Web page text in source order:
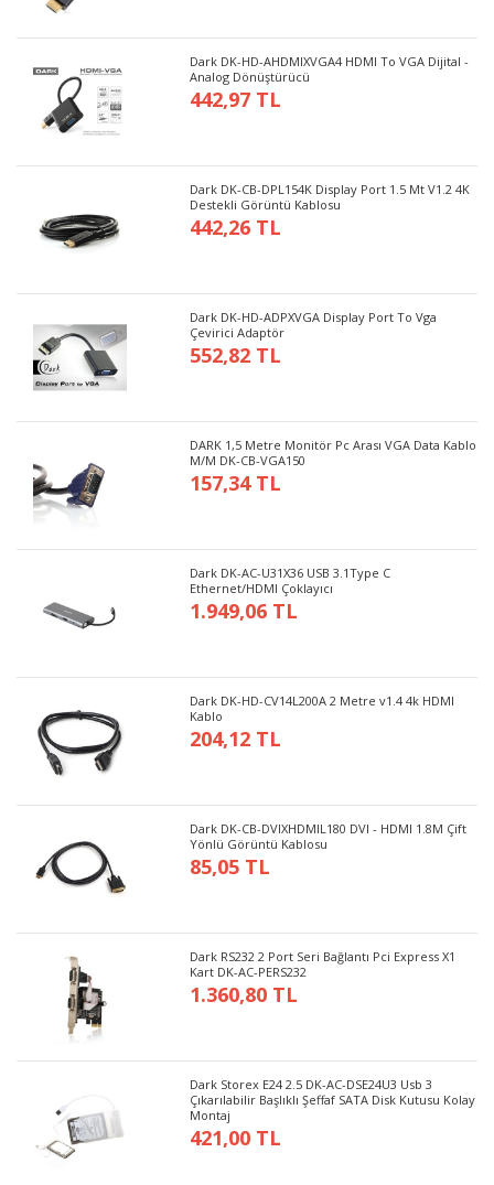
Dark DK-HD-AHDMIXVGA4 HDMI To VGA Dijital -
Analog Dönüştürücü
442,97 TL
Dark DK-CB-DPL154K Display Port 1.5 Mt V1.2 4K
Destekli Görüntü Kablosu
442,26 TL
Dark DK-HD-ADPXVGA Display Port To Vga
Çevirici Adaptör
552,82 TL
DARK 1,5 Metre Monitör Pc Arası VGA Data Kablo
M/M DK-CB-VGA150
157,34 TL
Dark DK-AC-U31X36 USB 3.1Type C
Ethernet/HDMI Çoklayıcı
1.949,06 TL
Dark DK-HD-CV14L200A 2 Metre v1.4 4k HDMI
Kablo
204,12 TL
Dark DK-CB-DVIXHDMIL180 DVI - HDMI 1.8M Çift
Yönlü Görüntü Kablosu
85,05 TL
Dark RS232 2 Port Seri Bağlantı Pci Express X1
Kart DK-AC-PERS232
1.360,80 TL
Dark Storex E24 2.5 DK-AC-DSE24U3 Usb 3
Çıkarılabilir Başlıklı Şeffaf SATA Disk Kutusu Kolay
Montaj
421,00 TL